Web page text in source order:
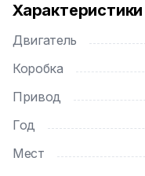
6. Зимняя шипованная резина!
ВАЖНО: На
новогодние
Краткая
• Тонировка задней
• Подогрев сидений;
Двигатель
Коробка
Привод
Год
Мест